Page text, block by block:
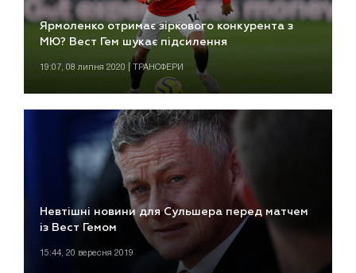
Ярмоленко отримає зіркового конкурента з
МЮ? Вест Гем шукає підсилення
19:07, 08 липня 2020 | ТРАНСФЕРИ
Невтішні новини для Сульшера перед матчем
із Вест Гемом
15:44, 20 вересня 2019